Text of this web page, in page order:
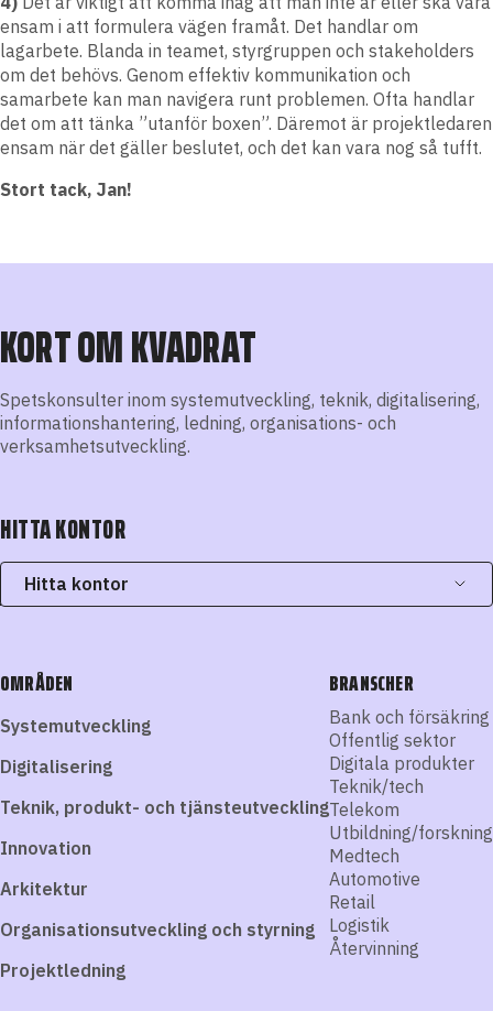
ensam i att formulera vägen framåt. Det handlar om
lagarbete. Blanda in teamet, styrgruppen och stakeholders
om det behövs. Genom effektiv kommunikation och
samarbete kan man navigera runt problemen. Ofta handlar
det om att tänka ”utanför boxen”. Däremot är projektledaren
ensam när det gäller beslutet, och det kan vara nog så tufft.
Stort tack, Jan!
KORT OM KVADRAT
Spetskonsulter inom systemutveckling, teknik, digitalisering,
informationshantering, ledning, organisations- och
verksamhetsutveckling.
HITTA KONTOR
Hitta kontor
OMRÅDEN
Systemutveckling
Digitalisering
Teknik, produkt- och tjänsteutveckling
Innovation
Arkitektur
Organisationsutveckling och styrning
Projektledning
BRANSCHER
Bank och försäkring
Offentlig sektor
Digitala produkter
Teknik/tech
Telekom
Utbildning/forskning
Medtech
Automotive
Retail
Logistik
Återvinning